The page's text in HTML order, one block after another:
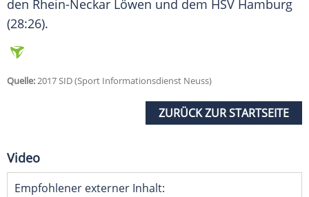
den Rhein-Neckar Löwen und dem HSV Hamburg
(28:26).
Quelle:2017 SID (Sport Informationsdienst Neuss)
ZURÜCK ZUR STARTSEITE
Video
Empfohlener externer Inhalt: